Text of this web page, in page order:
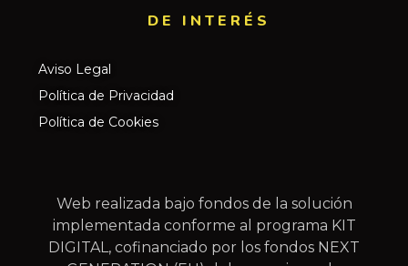
DE INTERÉS​
Aviso Legal
Política de Privacidad
Política de Cookies
Web realizada bajo fondos de la solución
implementada conforme al programa KIT
DIGITAL, cofinanciado por los fondos NEXT